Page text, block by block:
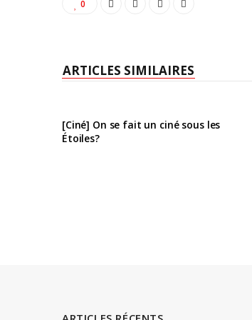
0
ARTICLES SIMILAIRES
[Ciné] On se fait un ciné sous les
Étoiles?